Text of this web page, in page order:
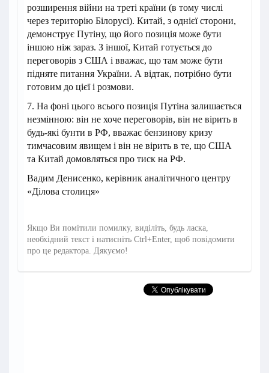
розширення війни на треті країни (в тому числі
через територію Білорусі). Китай, з однієї сторони,
демонструє Путіну, що його позиція може бути
іншою ніж зараз. З іншої, Китай готується до
переговорів з США і вважає, що там може бути
підняте питання України. А відтак, потрібно бути
готовим до цієї і розмови.
7. На фоні цього всього позиція Путіна залишається
незмінною: він не хоче переговорів, він не вірить в
будь-які бунти в РФ, вважає бензинову кризу
тимчасовим явищем і він не вірить в те, що США
та Китай домовляться про тиск на РФ.
Вадим Денисенко, керівник аналітичного центру
«Ділова столиця»
Якщо Ви помітили помилку, виділіть, будь ласка,
необхідний текст і натисніть Ctrl+Enter, щоб повідомити
про це редактора. Дякуємо!